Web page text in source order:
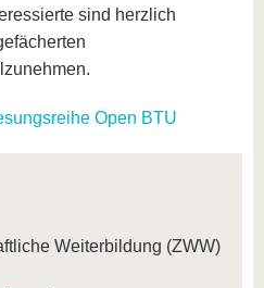
sind herzlich
Open BTU
Weiterbildung (ZWW)